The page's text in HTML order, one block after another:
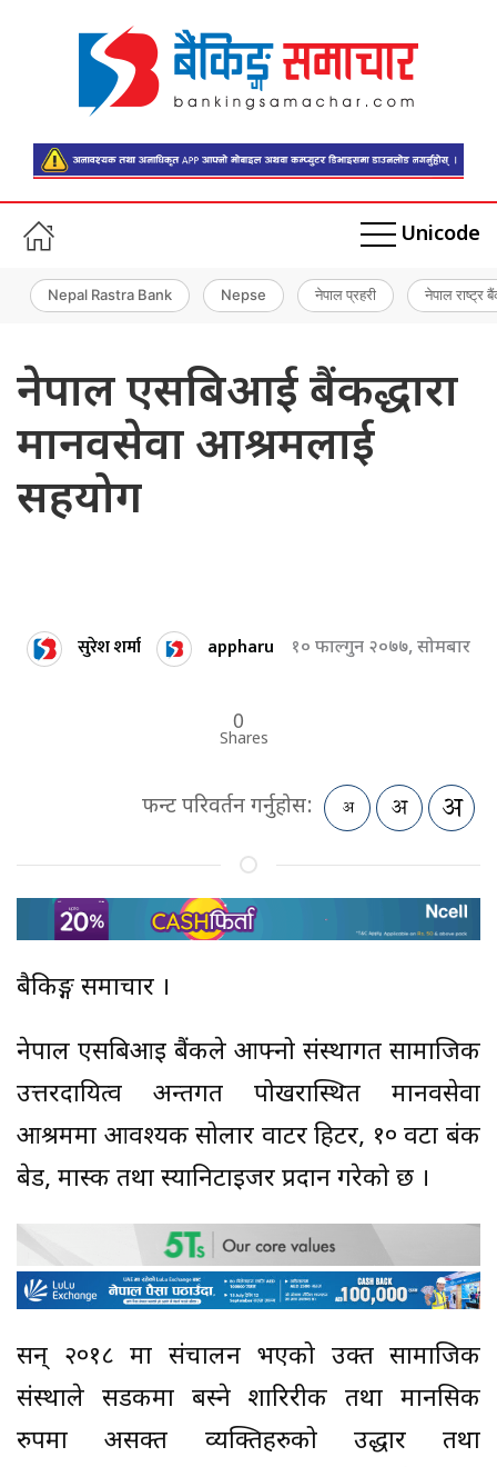
Unicode
Nepal Rastra Bank Nepse नेपाल प्रहरी नेपाल राष्ट्र
नेपाल एसबिआई बैंकद्धारा
मानवसेवा आश्रमलाई
सहयोग
सुरेश शर्मा appharu १० फाल्गुन २०७७, सोमबार
0
Shares
फन्ट परिवर्तन गर्नुहोस:
बैकिङ्ग समाचार ।
नेपाल एसबिआई बैंकले आफ्नो संस्थागत सामाजिक
उत्तरदायित्व अन्तर्गत पोखरास्थित मानवसेवा
आश्रममा आवश्यक सोलार वाटर हिटर, १० वटा बंक
बेड, मास्क तथा स्यानिटाइजर प्रदान गरेको छ ।
सन् २०१८ मा संचालन भएको उक्त सामाजिक
संस्थाले सडकमा बस्ने शारिरीक तथा मानसिक
रुपमा असक्त व्यक्तिहरुको उद्धार तथा